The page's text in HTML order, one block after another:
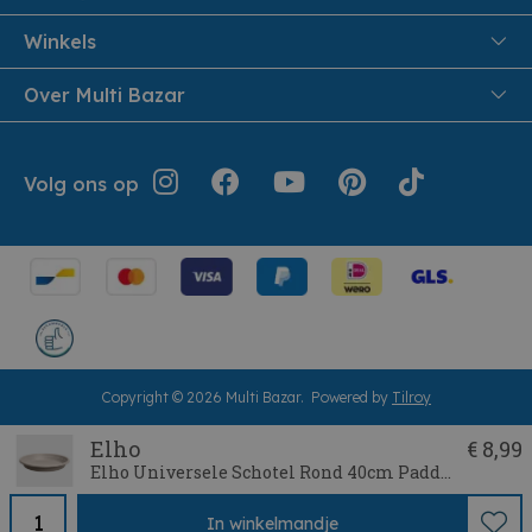
Elho
Elho Universele Schotel Rond 40cm Paddenstoel Beige
€ 8,99
In winkelmandje
Veiligheid en Privacy
Leveren aan huis
Jouw bestelling
Klantendienst
Herroepingsrecht
Samenwoonactie
B2B
Winkels
Pittem
Izegem
Over Multi Bazar
Verhuurdienst
Over Multi Bazar
Inspiratie
Volg ons op
Copyright © 2026 Multi Bazar. Powered by Tilroy